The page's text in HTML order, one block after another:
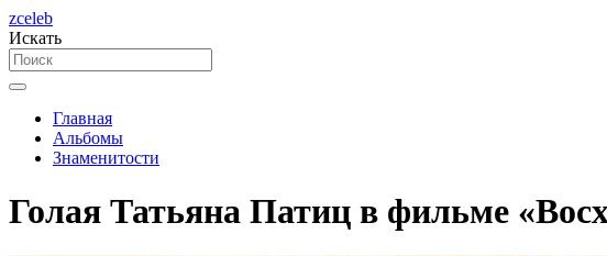
zceleb
Искать
Главная
Альбомы
Знаменитости
Голая Татьяна Патиц в фильме